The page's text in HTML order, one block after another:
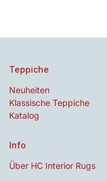
Teppiche
Neuheiten
Klassische Teppiche
Katalog
Info
Über HC Interior Rugs